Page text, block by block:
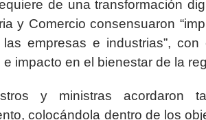
de una transformación
y Comercio consensuaron
empresas e industrias”,
impacto en el bienestar de la
y ministras acordaron
colocándola dentro de los